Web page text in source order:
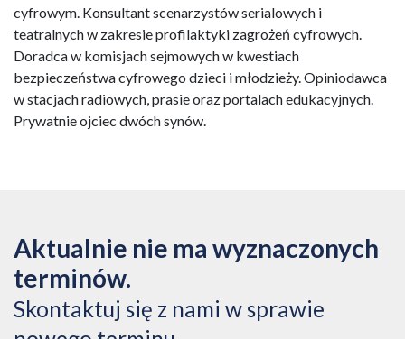
cyfrowym. Konsultant scenarzystów serialowych i
teatralnych w zakresie profilaktyki zagrożeń cyfrowych.
Doradca w komisjach sejmowych w kwestiach
bezpieczeństwa cyfrowego dzieci i młodzieży. Opiniodawca
w stacjach radiowych, prasie oraz portalach edukacyjnych.
Prywatnie ojciec dwóch synów.
Aktualnie nie ma wyznaczonych
terminów.
Skontaktuj się z nami w sprawie